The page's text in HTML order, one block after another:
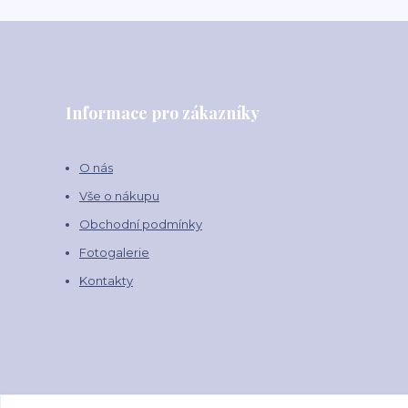
Informace pro zákazníky
O nás
Vše o nákupu
Obchodní podmínky
Fotogalerie
Kontakty